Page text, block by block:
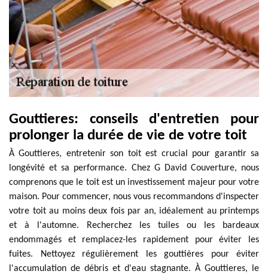
Gouttieres: conseils d'entretien pour
prolonger la durée de vie de votre toit
À Gouttieres, entretenir son toit est crucial pour garantir sa
longévité et sa performance. Chez G David Couverture, nous
comprenons que le toit est un investissement majeur pour votre
maison. Pour commencer, nous vous recommandons d'inspecter
votre toit au moins deux fois par an, idéalement au printemps
et à l'automne. Recherchez les tuiles ou les bardeaux
endommagés et remplacez-les rapidement pour éviter les
fuites. Nettoyez régulièrement les gouttières pour éviter
l'accumulation de débris et d'eau stagnante. À Gouttieres, le